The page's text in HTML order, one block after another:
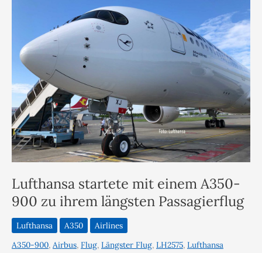
Lufthansa startete mit einem A350-
900 zu ihrem längsten Passagierflug
Lufthansa A350
Airlines
A350-900, Airbus, Flug, Längster Flug, LH2575, Lufthansa